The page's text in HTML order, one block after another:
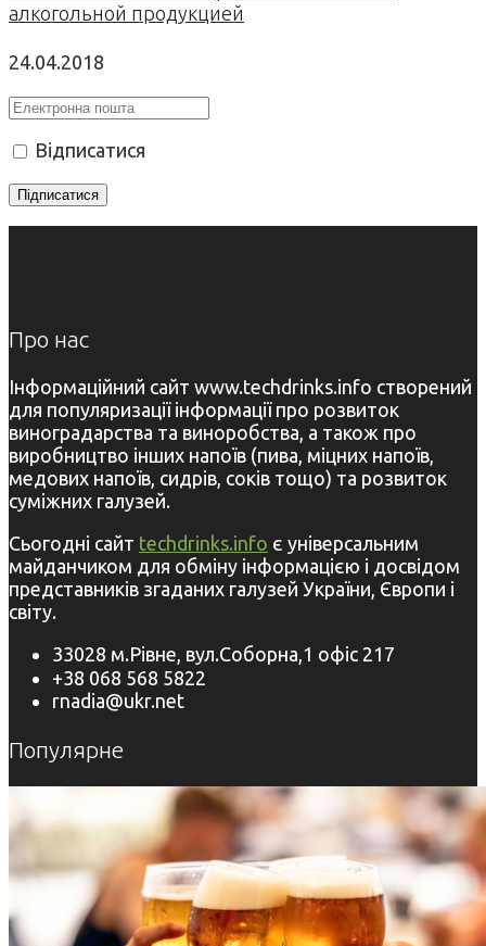
алкогольной продукцией
24.04.2018
Відписатися
Про нас
Інформаційний сайт www.techdrinks.info створений
для популяризації інформації про розвиток
виноградарства та виноробства, а також про
виробництво інших напоїв (пива, міцних напоїв,
медових напоїв, сидрів, соків тощо) та розвиток
суміжних галузей.
Сьогодні сайт techdrinks.info є універсальним
майданчиком для обміну інформацією і досвідом
представників згаданих галузей України, Європи і
світу.
33028 м.Рівне, вул.Соборна,1 офіс 217
+38 068 568 5822
rnadia@ukr.net
Популярне